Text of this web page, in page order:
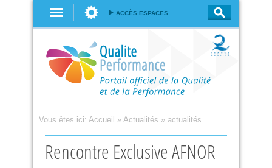
ACCÈS ESPACES
Vous êtes ici: Accueil » Actualités » actualités
Rencontre Exclusive AFNOR